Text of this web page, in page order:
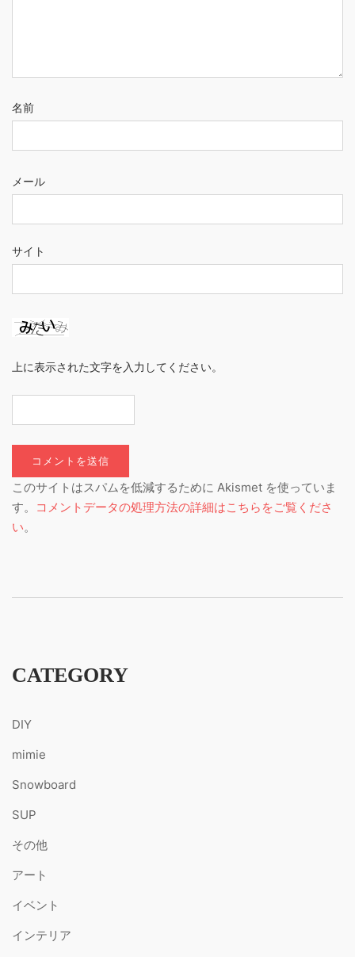
名前
メール
サイト
上に表示された文字を入力してください。
このサイトはスパムを低減するために Akismet を使っていま
す。
コメントデータの処理方法の詳細はこちらをご覧くださ
い。
CATEGORY
DIY
mimie
Snowboard
SUP
その他
アート
イベント
インテリア